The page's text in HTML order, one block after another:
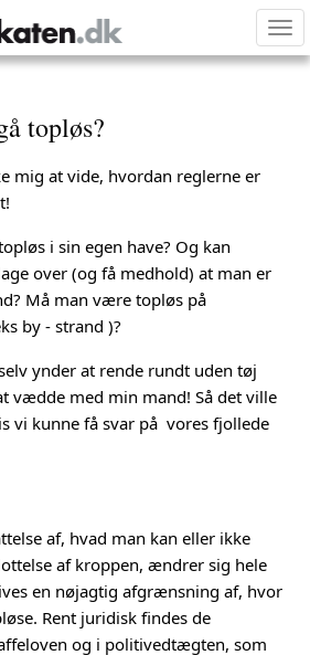
topløs?
mig at vide, hvordan reglerne er
i sin egen have? Og kan
over (og få medhold) at man er
Må man være topløs på
by - strand )?
ynder at rende rundt uden tøj
vædde med min mand! Så det ville
vi kunne få svar på vores fjollede
af, hvad man kan eller ikke
af kroppen, ændrer sig hele
en nøjagtig afgrænsning af, hvor
Rent juridisk findes de
og i politivedtægten, som